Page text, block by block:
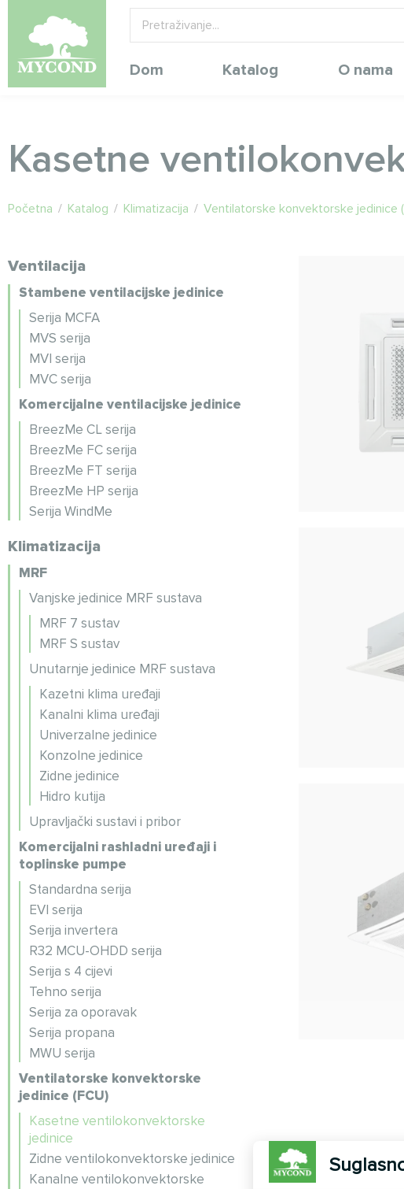
Dom Katalog O nama
Kasetne
Početna / Katalog / Klimatizacija / Ventilatorske konvektorske jedinice
Ventilacija
Stambene ventilacijske jedinice
Serija MCFA
MVS serija
MVI serija
MVC serija
Komercijalne ventilacijske jedinice
BreezMe CL serija
BreezMe FC serija
BreezMe FT serija
BreezMe HP serija
Serija WindMe
Klimatizacija
MRF
Vanjske jedinice MRF sustava
MRF 7 sustav
MRF S sustav
Unutarnje jedinice MRF sustava
Kazetni klima uređaji
Kanalni klima uređaji
Univerzalne jedinice
Konzolne jedinice
Zidne jedinice
Hidro kutija
Upravljački sustavi i pribor
Komercijalni rashladni uređaji i
toplinske pumpe
Standardna serija
EVI serija
Serija invertera
R32 MCU-OHDD serija
Serija s 4 cijevi
Tehno serija
Serija za oporavak
Serija propana
MWU serija
Ventilatorske konvektorske
jedinice (FCU)
Kasetne ventilokonvektorske
jedinice
Zidne ventilokonvektorske jedinice
Kanalne ventilokonvektorske